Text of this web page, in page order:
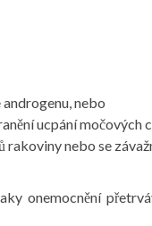
nebo
ucpání močových
rakoviny nebo se
onemocnění